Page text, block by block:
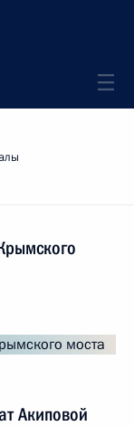
Акиповой